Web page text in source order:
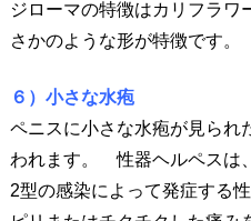
ジローマの特徴はカリフラワ
さかのような形が特徴です。
６）小さな水疱
ペニスに小さな水疱が見られ
われます。 性器ヘルペスは
2型の感染によって発症する